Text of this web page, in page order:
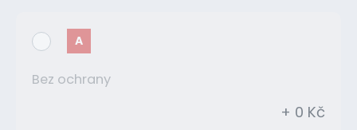
A
Bez ochrany
+ 0 Kč